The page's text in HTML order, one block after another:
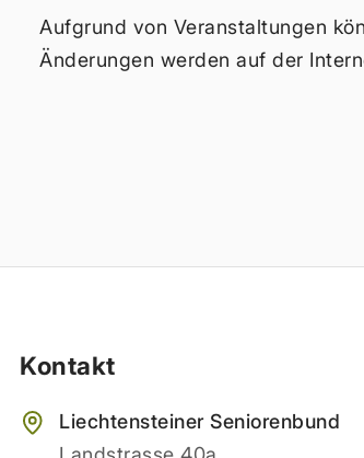
Aufgrund von Veranstaltungen
Änderungen werden auf der
Kontakt
Liechtensteiner Seniorenbund